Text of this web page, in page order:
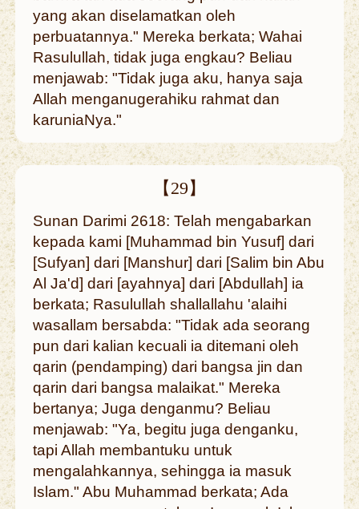
yang akan diselamatkan oleh
perbuatannya." Mereka berkata; Wahai
Rasulullah, tidak juga engkau? Beliau
menjawab: "Tidak juga aku, hanya saja
Allah menganugerahiku rahmat dan
karuniaNya."
【29】
Sunan Darimi 2618: Telah mengabarkan
kepada kami [Muhammad bin Yusuf] dari
[Sufyan] dari [Manshur] dari [Salim bin Abu
Al Ja'd] dari [ayahnya] dari [Abdullah] ia
berkata; Rasulullah shallallahu 'alaihi
wasallam bersabda: "Tidak ada seorang
pun dari kalian kecuali ia ditemani oleh
qarin (pendamping) dari bangsa jin dan
qarin dari bangsa malaikat." Mereka
bertanya; Juga denganmu? Beliau
menjawab: "Ya, begitu juga denganku,
tapi Allah membantuku untuk
mengalahkannya, sehingga ia masuk
Islam." Abu Muhammad berkata; Ada